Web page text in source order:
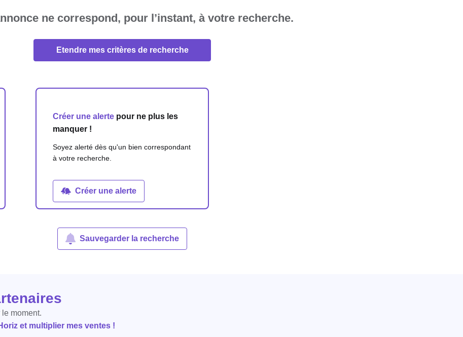
ne correspond, pour l’instant, à votre recherche.
Etendre mes critères de recherche
Créer une alertepour ne plus les
manquer !
Soyez alerté dès qu'un bien correspondant
à votre recherche.
Créer une alerte
Sauvegarder la recherche
moment.
et multiplier mes ventes !